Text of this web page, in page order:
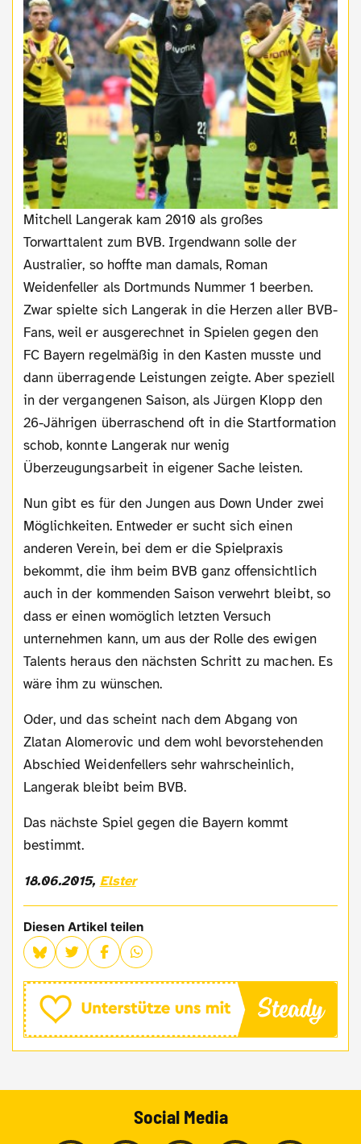
Mitchell Langerak kam 2010 als großes
Torwarttalent zum BVB. Irgendwann solle der
Australier, so hoffte man damals, Roman
Weidenfeller als Dortmunds Nummer 1 beerben.
Zwar spielte sich Langerak in die Herzen aller BVB-
Fans, weil er ausgerechnet in Spielen gegen den
FC Bayern regelmäßig in den Kasten musste und
dann überragende Leistungen zeigte. Aber speziell
in der vergangenen Saison, als Jürgen Klopp den
26-Jährigen überraschend oft in die Startformation
schob, konnte Langerak nur wenig
Überzeugungsarbeit in eigener Sache leisten.
Nun gibt es für den Jungen aus Down Under zwei
Möglichkeiten. Entweder er sucht sich einen
anderen Verein, bei dem er die Spielpraxis
bekommt, die ihm beim BVB ganz offensichtlich
auch in der kommenden Saison verwehrt bleibt, so
dass er einen womöglich letzten Versuch
unternehmen kann, um aus der Rolle des ewigen
Talents heraus den nächsten Schritt zu machen. Es
wäre ihm zu wünschen.
Oder, und das scheint nach dem Abgang von
Zlatan Alomerovic und dem wohl bevorstehenden
Abschied Weidenfellers sehr wahrscheinlich,
Langerak bleibt beim BVB.
Das nächste Spiel gegen die Bayern kommt
bestimmt.
18.06.2015, Elster
Diesen Artikel teilen
Social Media